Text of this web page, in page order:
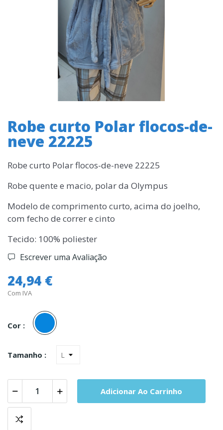
Robe curto Polar flocos-de-
neve 22225
Robe curto Polar flocos-de-neve 22225
Robe quente e macio, polar da Olympus
Modelo de comprimento curto, acima do joelho,
com fecho de correr e cinto
Tecido: 100% poliester
Escrever uma Avaliação
24,94 €
Com IVA
Cor :
Azul
Tamanho :
Adicionar Ao Carrinho